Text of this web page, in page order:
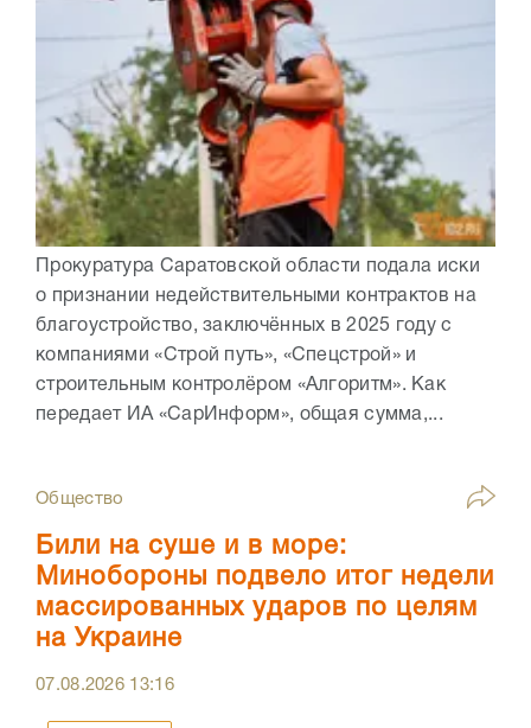
Прокуратура Саратовской области подала иски
о признании недействительными контрактов на
благоустройство, заключённых в 2025 году с
компаниями «Строй путь», «Спецстрой» и
строительным контролёром «Алгоритм». Как
передает ИА «СарИнформ», общая сумма,...
Общество
Били на суше и в море:
Минобороны подвело итог недели
массированных ударов по целям
на Украине
07.08.2026 13:16